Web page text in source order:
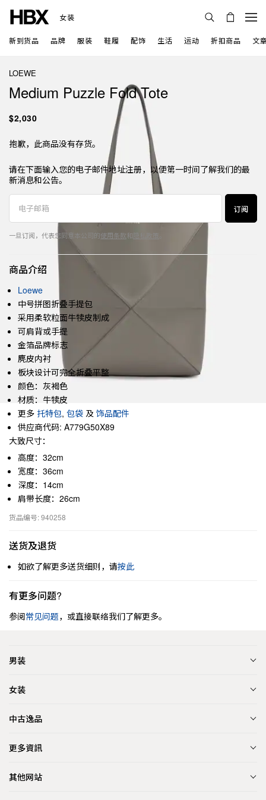
女装
新到货品 品牌 服装 鞋履 配饰 生活 运动 折扣商品 文
LOEWE
Medium Puzzle Fold Tote
$2,030
抱歉，此商品没有存货。
请在下面输入您的电子邮件地址注册，以便第一时间了解我们的最
新消息和公告。
订阅
一旦订阅，代表您同意本公司的使用条款和隐私政策
商品介绍
Loewe
中号拼图折叠手提包
采用柔软粒面牛犊皮制成
可肩背或手提
金箔品牌标志
麂皮内衬
板块设计可完全折叠平整
颜色：灰褐色
材质：牛犊皮
更多 托特包, 包袋 及 饰品配件
供应商代码: A779G50X89
大致尺寸：
高度：32cm
宽度：36cm
深度：14cm
肩带长度：26cm
货品编号: 940258
送货及退货
如欲了解更多送货细则，请按此
有更多问题?
参阅常见问题，或直接联络我们了解更多。
男装
女装
中古逸品
更多資訊
其他网站